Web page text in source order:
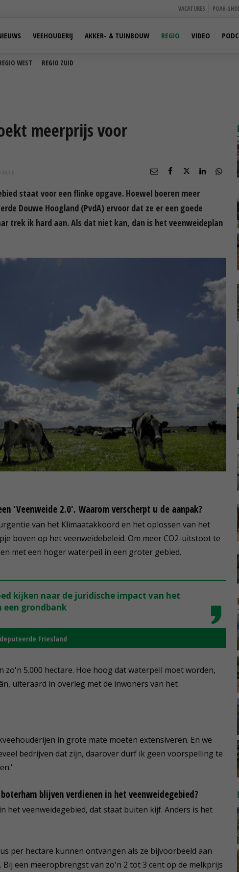
VACATURES POAH-
WEST REGIO ZUID
VEEHOUDERIJ AKKER- & TUINBOUW REGIO VIDEO
meerprijs voor
staat voor een flinke opgave. Hoewel boeren meer
Douwe Hoogland (PvdA) ervoor dat ze er een goede
trek ik hard aan. Als dat niet kan, dan is het veenweideplan
'Veenweide 2.0'. Waarom verscherpt u de aanpak?
van het Klimaatakkoord en het oplossen van het
boven op het veenweidebeleid. Om meer CO2-uitstoot te
met een hoger waterpeil in een groter gebied.
kijken naar de juridische impact van het
een grondbank
Friesland
zo'n 5.000 hectare. Hoe hoog dat waterpeil moet worden,
uiteraard in overleg met de inwoners van het
in grote mate moeten extensiveren. En we
bedrijven dat zijn, daarover durf ik geen voorspelling te
blijven verdienen in het veenweidegebied?
het veenweidegebied, dat staat buiten kijf. Anders is het
per hectare kunnen ontvangen als ze bijvoorbeeld aan
een meeropbrengst van zo'n 2 tot 3 cent op de melkprijs